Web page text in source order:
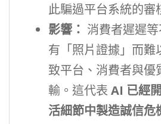
此騙過平台系統的審
影響： 消費者遲遲
有「照片證據」而難
致平台、消費者與優
輸。這代表 AI 已經
活細節中製造誠信危